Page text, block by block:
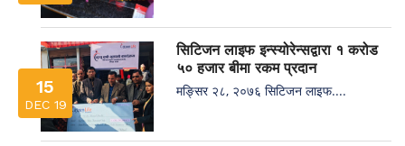
15
DEC 19
सिटिजन लाइफ इन्स्योरेन्सद्वारा १ करोड
५० हजार बीमा रकम प्रदान
मङ्सिर २८, २०७६ सिटिजन लाइफ....